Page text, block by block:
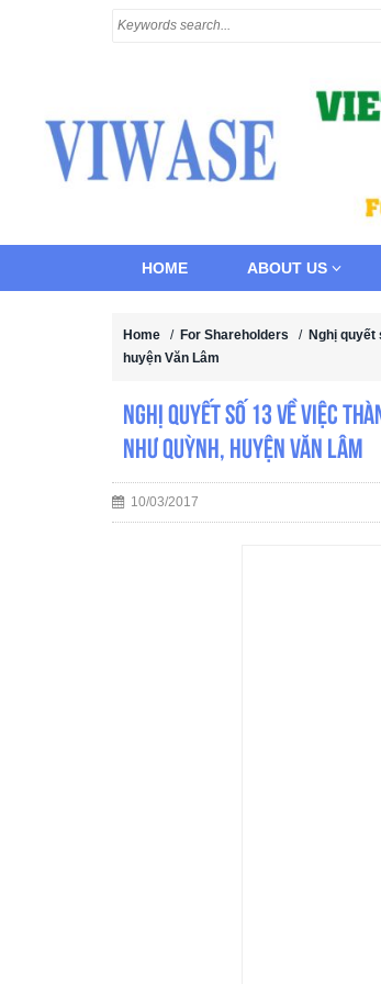
HOME ABOUT US
Home / For Shareholders / Nghị
huyện Văn Lâm
Nghị quyết số 13 về việc
Như Quỳnh, huyện Văn Lâm
10/03/2017